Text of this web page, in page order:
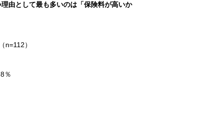
由として最も多いのは「保険料が高いか
n=112）
％